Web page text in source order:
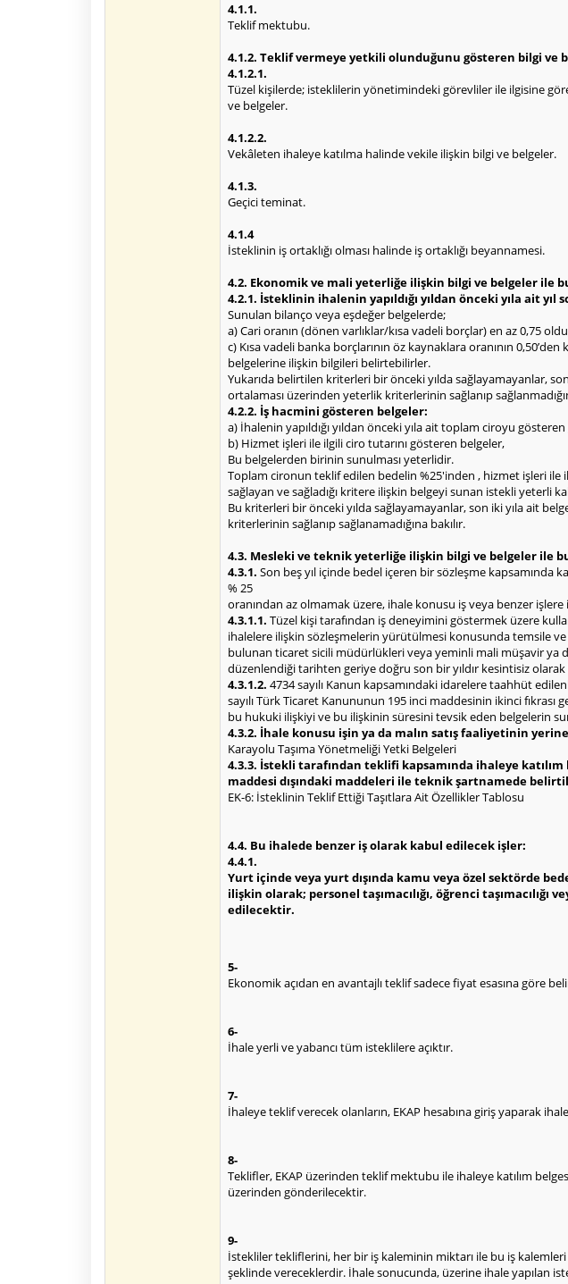
4.1.1.
Teklif mektubu.
4.1.2. Teklif vermeye yetkili olunduğunu gösteren bilgi ve
4.1.2.1.
Tüzel kişilerde; isteklilerin yönetimindeki görevliler ile ilgisine
ve belgeler.
4.1.2.2.
Vekâleten ihaleye katılma halinde vekile ilişkin bilgi ve belgeler.
4.1.3.
Geçici teminat.
4.1.4
İsteklinin iş ortaklığı olması halinde iş ortaklığı beyannamesi.
4.2. Ekonomik ve mali yeterliğe ilişkin bilgi ve belgeler ile
4.2.1. İsteklinin ihalenin yapıldığı yıldan önceki yıla ait yıl
Sunulan bilanço veya eşdeğer belgelerde;
a) Cari oranın (dönen varlıklar/kısa vadeli borçlar) en az 0,75
c) Kısa vadeli banka borçlarının öz kaynaklara oranının
belgelerine ilişkin bilgileri belirtebilirler.
Yukarıda belirtilen kriterleri bir önceki yılda sağlayamayanlar,
ortalaması üzerinden yeterlik kriterlerinin sağlanıp
4.2.2. İş hacmini gösteren belgeler:
a) İhalenin yapıldığı yıldan önceki yıla ait toplam ciroyu
b) Hizmet işleri ile ilgili ciro tutarını gösteren belgeler,
Bu belgelerden birinin sunulması yeterlidir.
Toplam cironun teklif edilen bedelin %25'inden , hizmet işleri
sağlayan ve sağladığı kritere ilişkin belgeyi sunan istekli yeterli
Bu kriterleri bir önceki yılda sağlayamayanlar, son iki yıla ait
kriterlerinin sağlanıp sağlanamadığına bakılır.
4.3. Mesleki ve teknik yeterliğe ilişkin bilgi ve belgeler ile
4.3.1. Son beş yıl içinde bedel içeren bir sözleşme
% 25
oranından az olmamak üzere, ihale konusu iş veya benzer
4.3.1.1. Tüzel kişi tarafından iş deneyimini göstermek üzere
ihalelere ilişkin sözleşmelerin yürütülmesi konusunda temsile
bulunan ticaret sicili müdürlükleri veya yeminli mali müşavir ya
düzenlendiği tarihten geriye doğru son bir yıldır kesintisiz
4.3.1.2. 4734 sayılı Kanun kapsamındaki idarelere taahhüt
sayılı Türk Ticaret Kanununun 195 inci maddesinin ikinci
bu hukuki ilişkiyi ve bu ilişkinin süresini tevsik eden belgelerin
4.3.2. İhale konusu işin ya da malın satış faaliyetinin
Karayolu Taşıma Yönetmeliği Yetki Belgeleri
4.3.3. İstekli tarafından teklifi kapsamında ihaleye
maddesi dışındaki maddeleri ile teknik şartnamede
EK-6: İsteklinin Teklif Ettiği Taşıtlara Ait Özellikler Tablosu
4.4. Bu ihalede benzer iş olarak kabul edilecek işler:
4.4.1.
Yurt içinde veya yurt dışında kamu veya özel sektörde
ilişkin olarak; personel taşımacılığı, öğrenci
edilecektir.
5-
Ekonomik açıdan en avantajlı teklif sadece fiyat esasına göre
6-
İhale yerli ve yabancı tüm isteklilere açıktır.
7-
İhaleye teklif verecek olanların, EKAP hesabına giriş yaparak
8-
Teklifler, EKAP üzerinden teklif mektubu ile ihaleye katılım
üzerinden gönderilecektir.
9-
İstekliler tekliflerini, her bir iş kaleminin miktarı ile bu iş
şeklinde vereceklerdir. İhale sonucunda, üzerine ihale yapılan